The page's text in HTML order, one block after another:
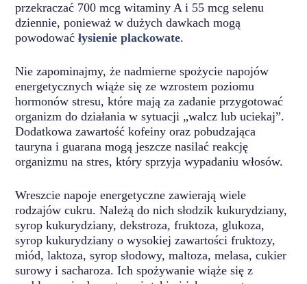
przekraczać 700 mcg witaminy A i 55 mcg selenu
dziennie, ponieważ w dużych dawkach mogą
powodowaćłysienie plackowate.
Nie zapominajmy, że nadmierne spożycie napojów
energetycznych wiąże się ze wzrostem poziomu
hormonów stresu, które mają za zadanie przygotować
organizm do działania w sytuacji „walcz lub uciekaj”.
Dodatkowa zawartość kofeiny oraz pobudzająca
tauryna i guarana mogą jeszcze nasilać reakcję
organizmu na stres, który sprzyja wypadaniu włosów.
Wreszcie napoje energetyczne zawierają wiele
rodzajów cukru. Należą do nich słodzik kukurydziany,
syrop kukurydziany, dekstroza, fruktoza, glukoza,
syrop kukurydziany o wysokiej zawartości fruktozy,
miód, laktoza, syrop słodowy, maltoza, melasa, cukier
surowy i sacharoza. Ich spożywanie wiąże się z